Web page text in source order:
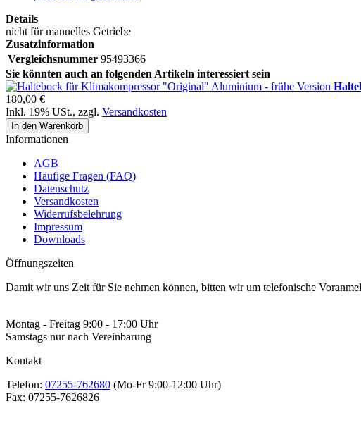
Details
nicht für manuelles Getriebe
Zusatzinformation
Vergleichsnummer 95493366
Sie könnten auch an folgenden Artikeln interessiert sein
180,00 €
Inkl. 19% USt., zzgl. Versandkosten
In den Warenkorb
Informationen
AGB
Häufige Fragen (FAQ)
Datenschutz
Versandkosten
Widerrufsbelehrung
Impressum
Downloads
Öffnungszeiten
Damit wir uns Zeit für Sie nehmen können, bitten wir um telefonische
Montag - Freitag 9:00 - 17:00 Uhr
Samstags nur nach Vereinbarung
Kontakt
Telefon: 07255-762680 (Mo-Fr 9:00-12:00 Uhr)
Fax: 07255-7626826